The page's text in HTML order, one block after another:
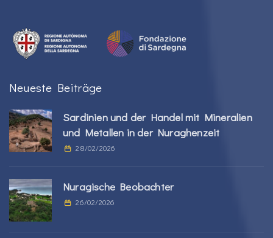
Neueste Beiträge
Sardinien und der Handel mit Mineralien
und Metallen in der Nuraghenzeit
28/02/2026
Nuragische Beobachter
26/02/2026